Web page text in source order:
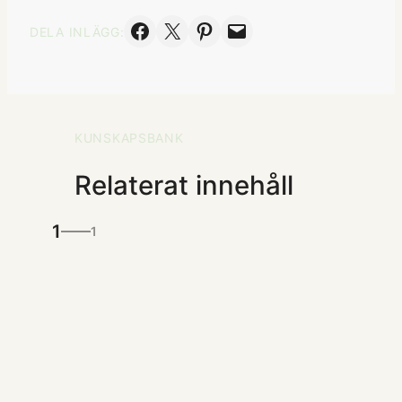
DELA INLÄGG: Dela på Facebook
Skicka denna sida med e-postDela på Pinterest
Skicka denna sida med e-post
KUNSKAPSBANK
Relaterat innehåll
1 1